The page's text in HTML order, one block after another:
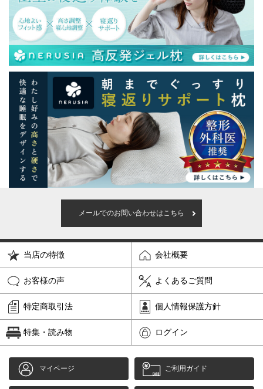
メールでのお問い合わせはこちら
当店の特徴 会社概要
お客様の声 よくあるご質問
特定商取引法 個人情報保護方針
特集・読み物 ログイン
マイページ ご利用ガイド